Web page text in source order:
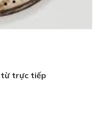
từ trực tiếp